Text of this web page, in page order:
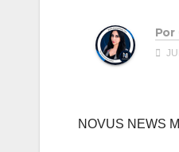
Por
NOVUS NEWS